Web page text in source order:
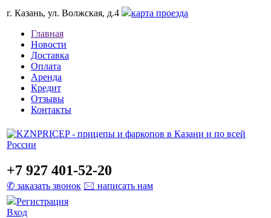
г. Казань, ул. Волжская, д.4
карта проезда
Главная
Новости
Доставка
Оплата
Аренда
Кредит
Отзывы
Контакты
+7 927 401-52-20
✆ заказать звонок 🖂 написать нам
Регистрация
Вход